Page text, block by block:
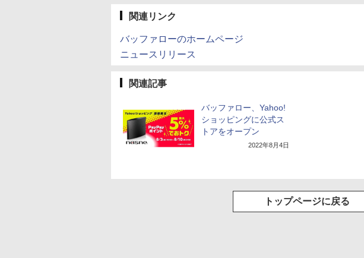
関連リンク
バッファローのホームページ
ニュースリリース
関連記事
バッファロー、Yahoo!
ショッピングに公式ス
トアをオープン
2022年8月4日
トップページに戻る